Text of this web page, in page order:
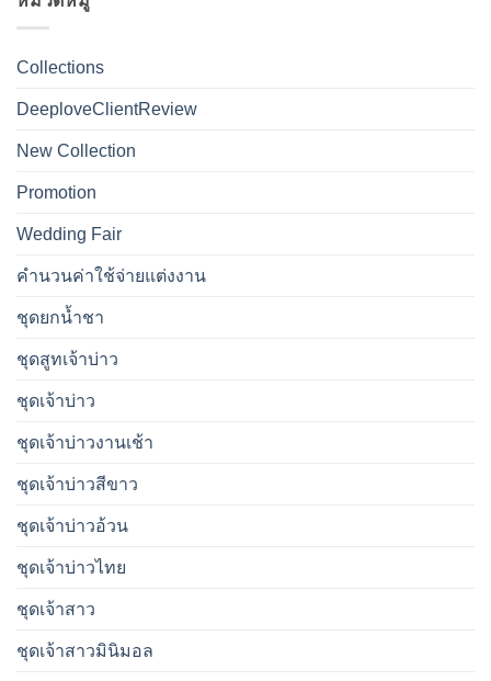
Collections
DeeploveClientReview
New Collection
Promotion
Wedding Fair
คำนวนค่าใช้จ่ายแต่งงาน
ชุดยกน้ำชา
ชุดสูทเจ้าบ่าว
ชุดเจ้าบ่าว
ชุดเจ้าบ่าวงานเช้า
ชุดเจ้าบ่าวสีขาว
ชุดเจ้าบ่าวอ้วน
ชุดเจ้าบ่าวไทย
ชุดเจ้าสาว
ชุดเจ้าสาวมินิมอล